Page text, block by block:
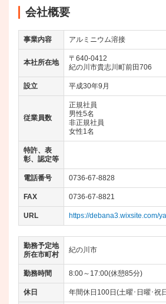
会社概要
事業内容 アルミニウム溶接
本社所在地
〒640-0412
紀の川市貴志川町前田706
設立 平成30年9月
従業員数
正規社員
男性5名
非正規社員
女性1名
特許、表
彰、認定等
電話番号 0736-67-8828
FAX 0736-67-8821
URL https://debana3.wixsite.com/
勤務予定地
所在市町村
紀の川市
勤務時間 8:00～17:00(休憩85分)
休日 年間休日100日(土曜･日曜･祝